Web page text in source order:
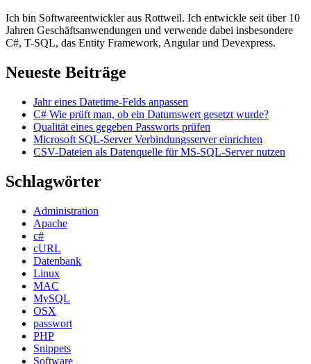
Ich bin Softwareentwickler aus Rottweil. Ich entwickle seit über 10
Jahren Geschäftsanwendungen und verwende dabei insbesondere
C#, T-SQL, das Entity Framework, Angular und Devexpress.
Neueste Beiträge
Jahr eines Datetime-Felds anpassen
C# Wie prüft man, ob ein Datumswert gesetzt wurde?
Qualität eines gegeben Passworts prüfen
Microsoft SQL-Server Verbindungsserver einrichten
CSV-Dateien als Datenquelle für MS-SQL-Server nutzen
Schlagwörter
Administration
Apache
c#
cURL
Datenbank
Linux
MAC
MySQL
OSX
passwort
PHP
Snippets
Software